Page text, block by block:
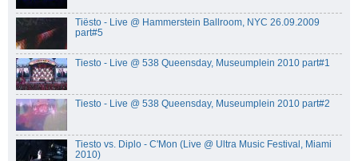
Tiёsto - Live @ Hammerstein Ballroom, NYC 26.09.2009
part#5
Tiesto - Live @ 538 Queensday, Museumplein 2010 part#1
Tiesto - Live @ 538 Queensday, Museumplein 2010 part#2
Tiesto vs. Diplo - C'Mon (Live @ Ultra Music Festival, Miami
2010)